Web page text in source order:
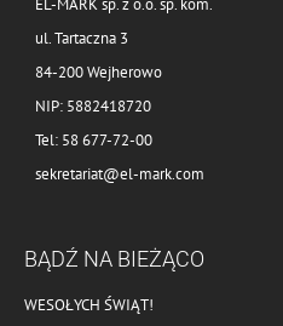
EL-MARK sp. z o.o. sp. kom.
ul. Tartaczna 3
84-200 Wejherowo
NIP: 5882418720
Tel: 58 677-72-00
sekretariat@el-mark.com
BĄDŹ NA BIEŻĄCO
WESOŁYCH ŚWIĄT!